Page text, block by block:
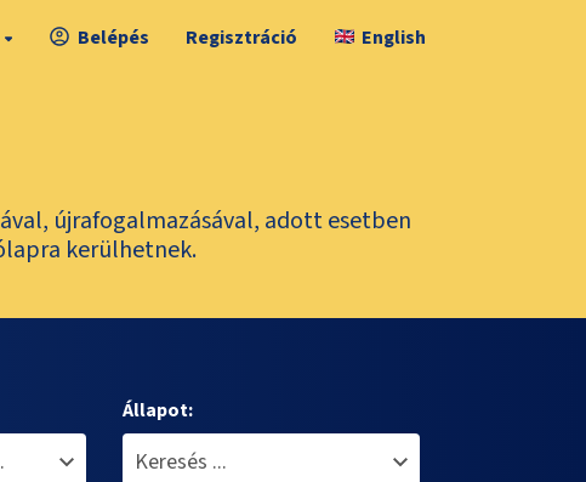
Belépés Regisztráció English
újrafogalmazásával, adott esetben
kerülhetnek.
Állapot: